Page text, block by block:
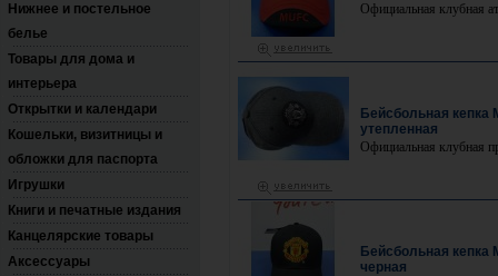
Нижнее и постельное
белье
Товары для дома и
интерьера
Открытки и календари
Кошельки, визитницы и
обложки для паспорта
Игрушки
Книги и печатные издания
Канцелярские товары
Аксессуары
Официальная клубная
Бейсбольная
утепленная
Официальная клубная
Бейсбольная
черная